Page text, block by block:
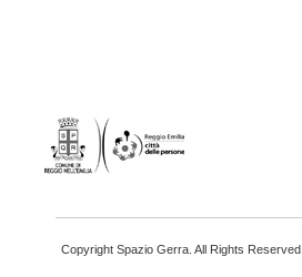
Copyright Spazio Gerra. All Rights Reserved.